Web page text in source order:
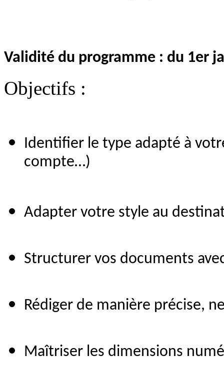
Validité du programme : du 1er
Objectifs :
Identifier le type adapté à
compte…)
Adapter votre style au
Structurer vos documents
Rédiger de manière précise,
Maîtriser les dimensions